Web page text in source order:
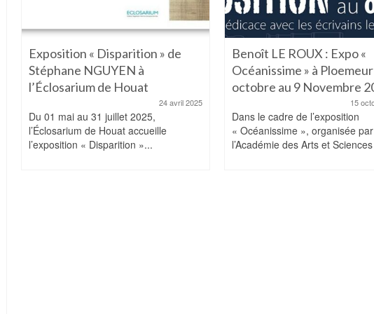
Exposition « Disparition » de
Stéphane NGUYEN à
l’Éclosarium de Houat
24 avril 2025
Du 01 mai au 31 juillet 2025,
l’Éclosarium de Houat accueille
l’exposition « Disparition »...
Benoît LE ROUX : Expo «
Océanissime » à
octobre au 9 Novembre
15
Dans le cadre de l’exposition
« Océanissime », organisée par
l’Académie des Arts et